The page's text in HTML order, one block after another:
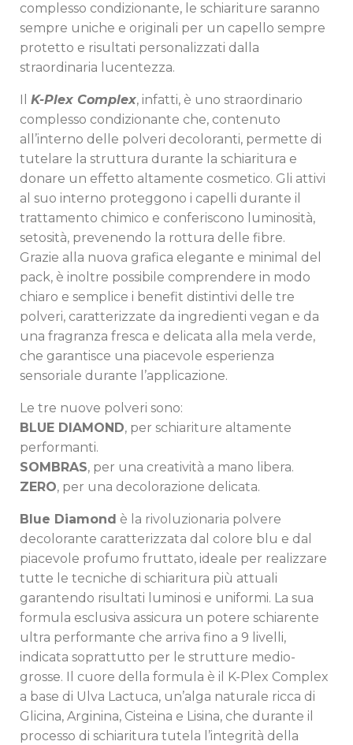
complesso condizionante, le schiariture saranno
sempre uniche e originali per un capello sempre
protetto e risultati personalizzati dalla
straordinaria lucentezza.
K-Plex Complex, infatti, è uno straordinario
complesso condizionante che, contenuto
all’interno delle polveri decoloranti, permette di
tutelare la struttura durante la schiaritura e
donare un effetto altamente cosmetico. Gli attivi
al suo interno proteggono i capelli durante il
trattamento chimico e conferiscono luminosità,
setosità, prevenendo la rottura delle fibre.
Grazie alla nuova grafica elegante e minimal del
pack, è inoltre possibile comprendere in modo
chiaro e semplice i benefit distintivi delle tre
polveri, caratterizzate da ingredienti vegan e da
una fragranza fresca e delicata alla mela verde,
che garantisce una piacevole esperienza
sensoriale durante l’applicazione.
Le tre nuove polveri sono:
BLUE DIAMOND, per schiariture altamente
performanti.
SOMBRAS, per una creatività a mano libera.
ZERO, per una decolorazione delicata.
Blue Diamond è la rivoluzionaria polvere
decolorante caratterizzata dal colore blu e dal
piacevole profumo fruttato, ideale per realizzare
tutte le tecniche di schiaritura più attuali
garantendo risultati luminosi e uniformi. La sua
formula esclusiva assicura un potere schiarente
ultra performante che arriva fino a 9 livelli,
indicata soprattutto per le strutture medio-
grosse. Il cuore della formula è il K-Plex Complex
a base di Ulva Lactuca, un’alga naturale ricca di
Glicina, Arginina, Cisteina e Lisina, che durante il
processo di schiaritura tutela l’integrità della